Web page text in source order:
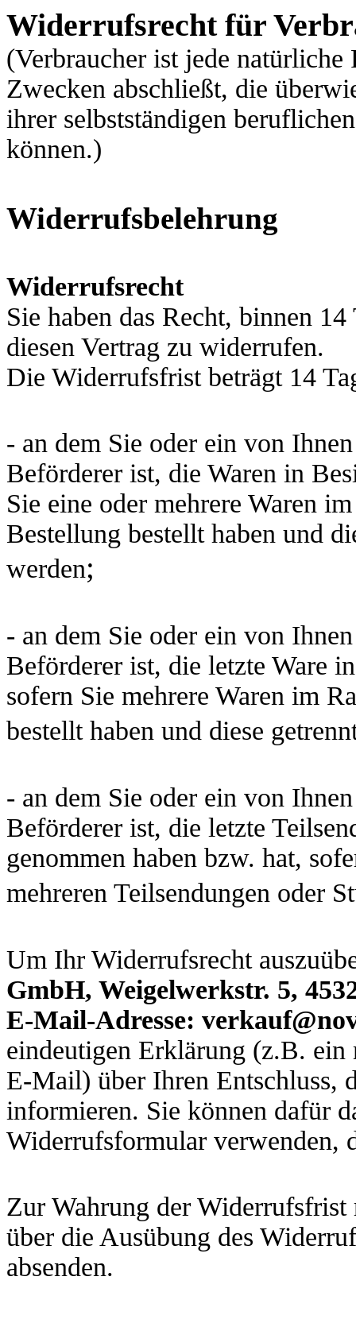
Widerrufsrecht für
(Verbraucher ist jede natürliche
Zwecken abschließt, die
ihrer selbstständigen
können.)
Widerrufsbelehrung
Widerrufsrecht
Sie haben das Recht, binnen
diesen Vertrag zu widerrufen.
Die Widerrufsfrist beträgt 14
- an dem Sie oder ein von
Beförderer ist, die Waren in
Sie eine oder mehrere Waren
Bestellung bestellt haben und
werden;
- an dem Sie oder ein von
Beförderer ist, die letzte Ware
sofern Sie mehrere Waren im
bestellt haben und diese
- an dem Sie oder ein von
Beförderer ist, die letzte
genommen haben bzw. hat,
mehreren Teilsendungen oder
Um Ihr Widerrufsrecht
GmbH, Weigelwerkstr. 5,
E-Mail-Adresse:
eindeutigen Erklärung (z.B. ein
E-Mail) über Ihren Entschluss,
informieren. Sie können dafür
Widerrufsformular verwenden,
Zur Wahrung der
über die Ausübung des
absenden.